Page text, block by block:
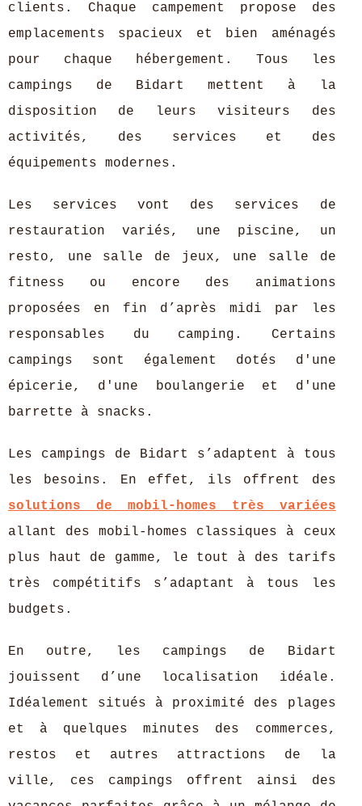
clients. Chaque campement propose des
emplacements spacieux et bien aménagés
pour chaque hébergement. Tous les
campings de Bidart mettent à la
disposition de leurs visiteurs des
activités, des services et des
équipements modernes.
Les services vont des services de
restauration variés, une piscine, un
resto, une salle de jeux, une salle de
fitness ou encore des animations
proposées en fin d’après midi par les
responsables du camping. Certains
campings sont également dotés d'une
épicerie, d'une boulangerie et d'une
barrette à snacks.
Les campings de Bidart s’adaptent à tous
les besoins. En effet, ils offrent des
solutions de mobil-homes très variées
allant des mobil-homes classiques à ceux
plus haut de gamme, le tout à des tarifs
très compétitifs s’adaptant à tous les
budgets.
En outre, les campings de Bidart
jouissent d’une localisation idéale.
Idéalement situés à proximité des plages
et à quelques minutes des commerces,
restos et autres attractions de la
ville, ces campings offrent ainsi des